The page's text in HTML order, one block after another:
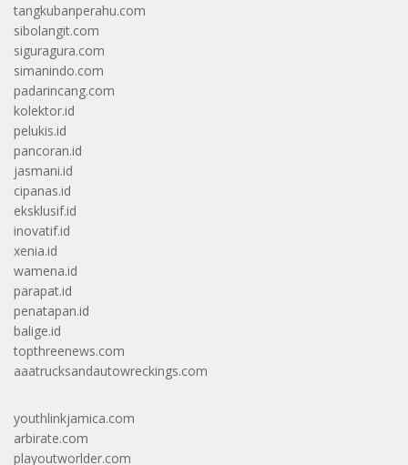
tangkubanperahu.com
sibolangit.com
siguragura.com
simanindo.com
padarincang.com
kolektor.id
pelukis.id
pancoran.id
jasmani.id
cipanas.id
eksklusif.id
inovatif.id
xenia.id
wamena.id
parapat.id
penatapan.id
balige.id
topthreenews.com
aaatrucksandautowreckings.com
youthlinkjamica.com
arbirate.com
playoutworlder.com